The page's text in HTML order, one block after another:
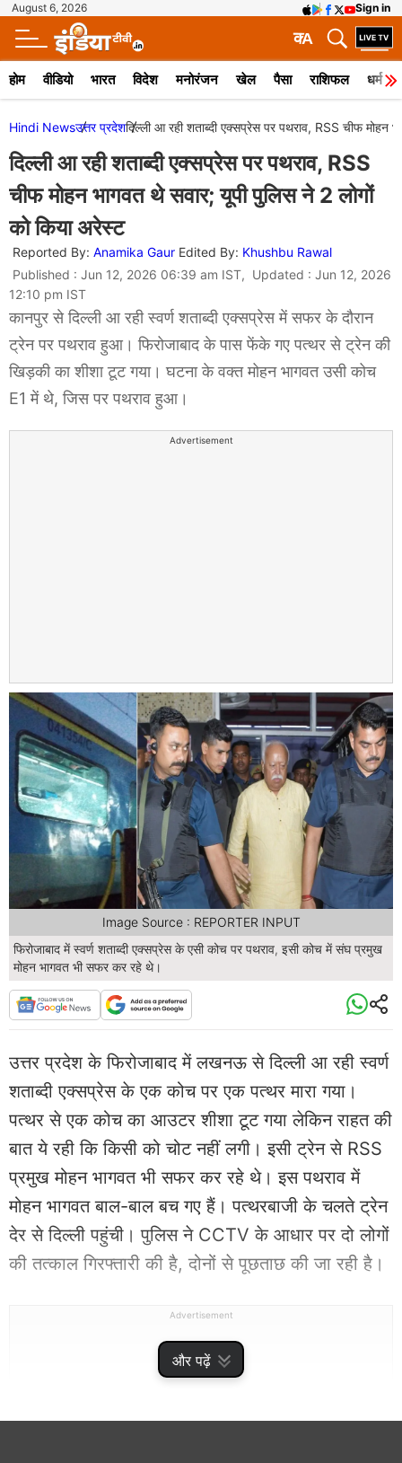
August 6, 2026 Sign in
A
क
होम वीडियो भारत विदेश मनोरंजन खेल पैसा राशिफल धर्म
और पढ़ें
Hindi Newsउत्तर प्रदेशदिल्ली आ रही शताब्दी एक्सप्रेस पर पथराव, RSS चीफ मोहन
दिल्ली आ रही शताब्दी एक्सप्रेस पर पथराव, RSS
चीफ मोहन भागवत थे सवार; यूपी पुलिस ने 2 लोगों
को किया अरेस्ट
Reported By: Anamika Gaur Edited By: Khushbu Rawal
Published : Jun 12, 2026 06:39 am IST, Updated : Jun 12, 2026
12:10 pm IST
कानपुर से दिल्ली आ रही स्वर्ण शताब्दी एक्सप्रेस में सफर के दौरान
ट्रेन पर पथराव हुआ। फिरोजाबाद के पास फेंके गए पत्थर से ट्रेन की
खिड़की का शीशा टूट गया। घटना के वक्त मोहन भागवत उसी कोच
E1 में थे, जिस पर पथराव हुआ।
Advertisement
फिरोजाबाद में स्वर्ण शताब्दी एक्सप्रेस के एसी कोच पर पथराव, इसी कोच में संघ प्रमुख
मोहन भागवत भी सफर कर रहे थे।
Image Source : REPORTER INPUT
उत्तर प्रदेश के फिरोजाबाद में लखनऊ से दिल्ली आ रही स्वर्ण
शताब्दी एक्सप्रेस के एक कोच पर एक पत्थर मारा गया।
पत्थर से एक कोच का आउटर शीशा टूट गया लेकिन राहत की
बात ये रही कि किसी को चोट नहीं लगी। इसी ट्रेन से RSS
प्रमुख मोहन भागवत भी सफर कर रहे थे। इस पथराव में
मोहन भागवत बाल-बाल बच गए हैं। पत्थरबाजी के चलते ट्रेन
देर से दिल्ली पहुंची। पुलिस ने CCTV के आधार पर दो लोगों
की तत्काल गिरफ्तारी की है, दोनों से पूछताछ की जा रही है।
Advertisement